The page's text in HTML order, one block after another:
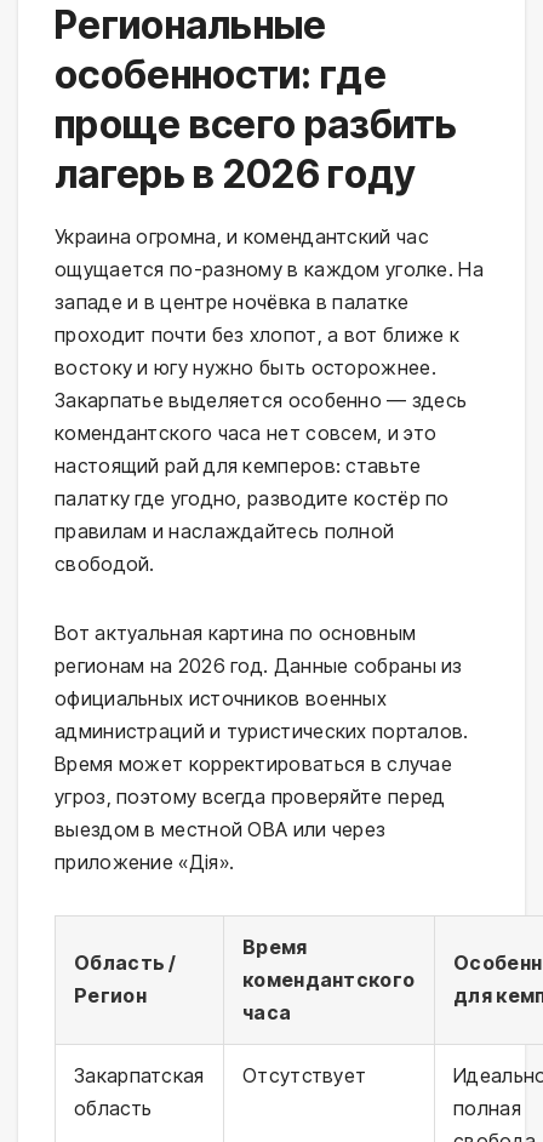
Региональные
особенности: где
проще всего разбить
лагерь в 2026 году
Украина огромна, и комендантский час
ощущается по-разному в каждом уголке. На
западе и в центре ночёвка в палатке
проходит почти без хлопот, а вот ближе к
востоку и югу нужно быть осторожнее.
Закарпатье выделяется особенно — здесь
комендантского часа нет совсем, и это
настоящий рай для кемперов: ставьте
палатку где угодно, разводите костёр по
правилам и наслаждайтесь полной
свободой.
Вот актуальная картина по основным
регионам на 2026 год. Данные собраны из
официальных источников военных
администраций и туристических порталов.
Время может корректироваться в случае
угроз, поэтому всегда проверяйте перед
выездом в местной ОВА или через
приложение «Дія».
Область /
Регион
Время
комендантского
часа
для
Закарпатская
область
Отсутствует
полная